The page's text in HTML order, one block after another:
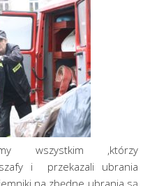
wszystkim ,którzy
i przekazali ubrania
na zbędne ubrania są